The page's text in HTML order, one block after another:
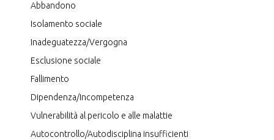
Abbandono
Isolamento sociale
Inadeguatezza/Vergogna
Esclusione sociale
Fallimento
Dipendenza/Incompetenza
Vulnerabilità al pericolo e alle malattie
Autocontrollo/Autodisciplina insufficienti